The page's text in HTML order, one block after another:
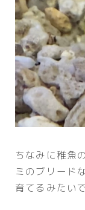
ちなみに稚魚
ミのブリード
育てるみたい